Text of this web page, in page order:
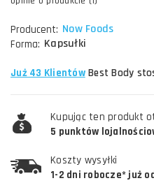
Producent: Now Foods
Forma: Kapsułki
Już 43 KlientówBest Body
Kupując ten produkt
5 punktów
Koszty wysyłki
1-2 dni robocze* już